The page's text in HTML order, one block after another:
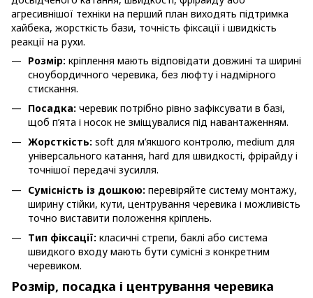
агресивнішої техніки на перший план виходять підтримка
хайбека, жорсткість бази, точність фіксації і швидкість
реакції на рухи.
Розмір: кріплення мають відповідати довжині та ширині
сноубордичного черевика, без люфту і надмірного
стискання.
Посадка: черевик потрібно рівно зафіксувати в базі,
щоб п’ята і носок не зміщувалися під навантаженням.
Жорсткість: soft для м’якшого контролю, medium для
універсального катання, hard для швидкості, фрірайду і
точнішої передачі зусилля.
Сумісність із дошкою: перевіряйте систему монтажу,
ширину стійки, кути, центрування черевика і можливість
точно виставити положення кріплень.
Тип фіксації: класичні стрепи, баклі або система
швидкого входу мають бути сумісні з конкретним
черевиком.
Розмір, посадка і центрування черевика